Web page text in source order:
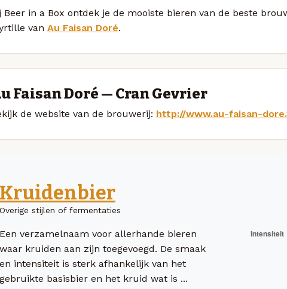
Beer in a Box ontdek je de mooiste bieren van de beste
van Au Faisan Doré.
Faisan Doré — Cran Gevrier
de website van de brouwerij: http://www.au-faisan-
Kruidenbier
Overige stijlen of fermentaties
Een verzamelnaam voor allerhande bieren
waar kruiden aan zijn toegevoegd. De smaak
en intensiteit is sterk afhankelijk van het
gebruikte basisbier en het kruid wat is ...